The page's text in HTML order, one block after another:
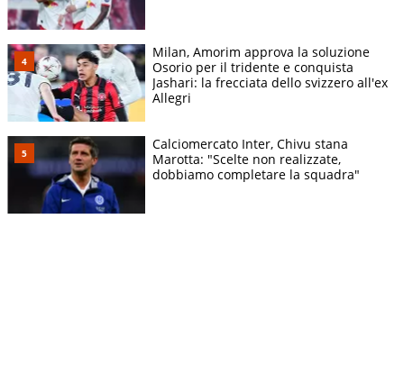
Milan, Amorim approva la soluzione
Osorio per il tridente e conquista
Jashari: la frecciata dello svizzero all'ex
Allegri
Calciomercato Inter, Chivu stana
Marotta: "Scelte non realizzate,
dobbiamo completare la squadra"